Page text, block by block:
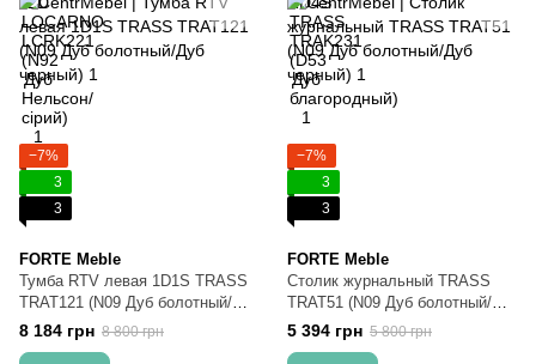
−7%
3
3
FORTE Meble
Тумба RTV левая 1D1S TRASS
TRAT121 (N09 Дуб болотный/
Дуб черный)
8 184 грн 8 800 грн
−7%
3
3
FORTE Meble
Столик журнальный TRASS
TRAT51 (N09 Дуб болотный/
Дуб черный)
5 394 грн 5 800 грн